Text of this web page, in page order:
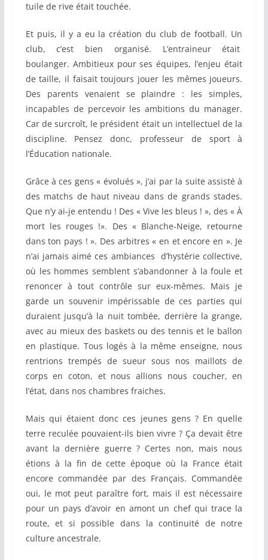
tuile de rive était touchée.
Et puis, il y a eu la création du club de football. Un
club, c’est bien organisé. L’entraineur était
boulanger. Ambitieux pour ses équipes, l’enjeu était
de taille, il faisait toujours jouer les mêmes joueurs.
Des parents venaient se plaindre : les simples,
incapables de percevoir les ambitions du manager.
Car de surcroît, le président était un intellectuel de la
discipline. Pensez donc, professeur de sport à
l’Éducation nationale.
Grâce à ces gens « évolués », j’ai par la suite assisté à
des matchs de haut niveau dans de grands stades.
Que n’y ai-je entendu ! Des « Vive les bleus ! », des « À
mort les rouges !». Des « Blanche-Neige, retourne
dans ton pays ! ». Des arbitres « en et encore en ». Je
n’ai jamais aimé ces ambiances d’hystérie collective,
où les hommes semblent s’abandonner à la foule et
renoncer à tout contrôle sur eux-mêmes. Mais je
garde un souvenir impérissable de ces parties qui
duraient jusqu’à la nuit tombée, derrière la grange,
avec au mieux des baskets ou des tennis et le ballon
en plastique. Tous logés à la même enseigne, nous
rentrions trempés de sueur sous nos maillots de
corps en coton, et nous allions nous coucher, en
l’état, dans nos chambres fraiches.
Mais qui étaient donc ces jeunes gens ? En quelle
terre reculée pouvaient-ils bien vivre ? Ça devait être
avant la dernière guerre ? Certes non, mais nous
étions à la fin de cette époque où la France était
encore commandée par des Français. Commandée
oui, le mot peut paraître fort, mais il est nécessaire
pour un pays d’avoir en amont un chef qui trace la
route, et si possible dans la continuité de notre
culture ancestrale.